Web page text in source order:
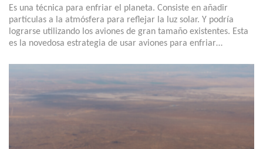
Es una técnica para enfriar el planeta. Consiste en añadir
partículas a la atmósfera para reflejar la luz solar. Y podría
lograrse utilizando los aviones de gran tamaño existentes. Esta
es la novedosa estrategia de usar aviones para enfriar…